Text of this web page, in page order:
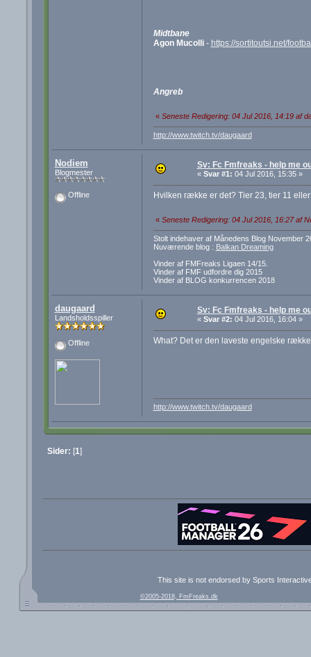
Midtbane
Agon Mucolli- https://sortitoutsi.net/
Angreb
« Seneste Redigering: 04 Jul 2016, 14:19 af
http://www.twitch.tv/daugaard
Nodiem
Blogmester
Offline
Sv: Fc Fmfreaks - help me
« Svar #1: 04 Jul 2016, 15:35 »
Hvilken række er det? Tier 23, tier 11
« Seneste Redigering: 04 Jul 2016, 16:27 af
Stolt indehaver af Månedens Blog November
Nuværende blog : Balkan Dreaming
Vinder af FMFreaks Ligaen 14/15.
Vinder af FMF udfordre dig 2015
Vinder af BLOG konkurrencen 2018
daugaard
Landsholdsspiller
Offline
Sv: Fc Fmfreaks - help me
« Svar #2: 04 Jul 2016, 16:04 »
What? Det er den laveste engelske
http://www.twitch.tv/daugaard
Sider: [1]
This site is not endorsed by Sports
©2005-2018, FmFreaks.dk